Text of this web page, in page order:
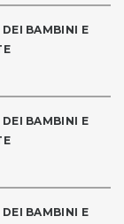
BAMBINI E
BAMBINI E
BAMBINI E